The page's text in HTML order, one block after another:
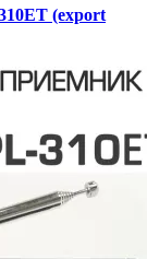
(export